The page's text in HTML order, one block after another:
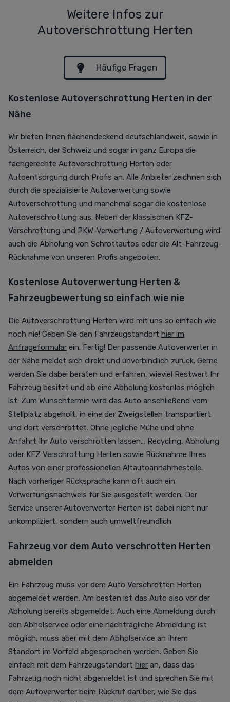
Weitere Infos zur
Autoverschrottung Herten
Häufige Fragen
Kostenlose Autoverschrottung Herten in der
Nähe
Wir bieten Ihnen flächendeckend deutschlandweit, sowie in
Österreich, der Schweiz und sogar in ganz Europa die
fachgerechte Autoverschrottung Herten oder
Autoentsorgung durch Profis an. Alle Anbieter zeichnen sich
durch die spezialisierte Autoverwertung sowie
Autoverschrottung und manchmal sogar die kostenlose
Autoverschrottung aus. Neben der klassischen KFZ-
Verschrottung und PKW-Verwertung / Autoverwertung wird
auch die Abholung von Schrottautos oder die Alt-Fahrzeug-
Rücknahme von unseren Profis angeboten.
Kostenlose Autoverwertung Herten &
Fahrzeugbewertung so einfach wie nie
Die Autoverschrottung Herten wird mit uns so einfach wie
noch nie! Geben Sie den Fahrzeugstandort hier im
Anfrageformular ein. Fertig! Der passende Autoverwerter in
der Nähe meldet sich direkt und unverbindlich zurück. Gerne
werden Sie dabei beraten und erfahren, wieviel Restwert Ihr
Fahrzeug besitzt und ob eine Abholung kostenlos möglich
ist. Zum Wunschtermin wird das Auto anschließend vom
Stellplatz abgeholt, in eine der Zweigstellen transportiert
und dort verschrottet. Ohne jegliche Mühe und ohne
Anfahrt Ihr Auto verschrotten lassen... Recycling, Abholung
oder KFZ Verschrottung Herten sowie Rücknahme Ihres
Autos von einer professionellen Altautoannahmestelle.
Nach vorheriger Rücksprache kann oft auch ein
Verwertungsnachweis für Sie ausgestellt werden. Der
Service unserer Autoverwerter Herten ist dabei nicht nur
unkompliziert, sondern auch umweltfreundlich.
Fahrzeug vor dem Auto verschrotten Herten
abmelden
Ein Fahrzeug muss vor dem Auto Verschrotten Herten
abgemeldet werden. Am besten ist das Auto also vor der
Abholung bereits abgemeldet. Auch eine Abmeldung durch
den Abholservice oder eine nachträgliche Abmeldung ist
möglich, muss aber mit dem Abholservice an Ihrem
Standort im Vorfeld abgesprochen werden. Geben Sie
einfach mit dem Fahrzeugstandort hier an, dass das
Fahrzeug noch nicht abgemeldet ist und sprechen Sie mit
dem Autoverwerter beim Rückruf darüber, wie Sie das